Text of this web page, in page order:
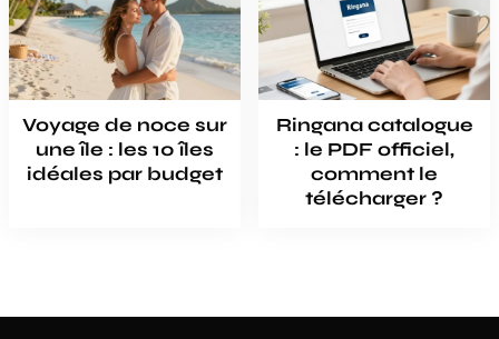
Voyage de noce sur
une île : les 10 îles
idéales par budget
Ringana catalogue
: le PDF officiel,
comment le
télécharger ?